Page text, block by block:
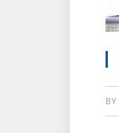
BY